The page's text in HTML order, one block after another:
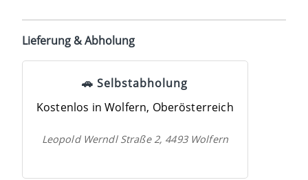
Lieferung & Abholung
🚗 Selbstabholung
Kostenlos in Wolfern, Oberösterreich
Leopold Werndl Straße 2, 4493 Wolfern